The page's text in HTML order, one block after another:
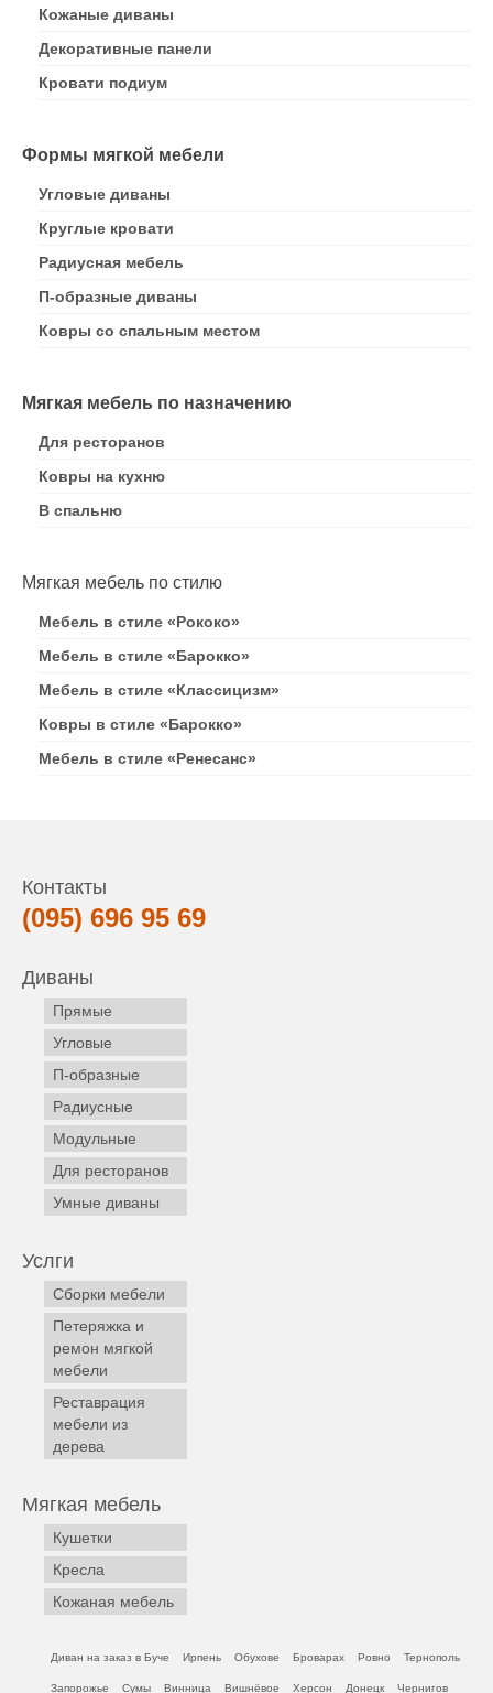
Кожаные диваны
Декоративные панели
Кровати подиум
Формы мягкой мебели
Угловые диваны
Круглые кровати
Радиусная мебель
П-образные диваны
Ковры со спальным местом
Мягкая мебель по назначению
Для ресторанов
Ковры на кухню
В спальню
Мягкая мебель по стилю
Мебель в стиле «Рококо»
Мебель в стиле «Барокко»
Мебель в стиле «Классицизм»
Ковры в стиле «Барокко»
Мебель в стиле «Ренесанс»
Контакты
(095) 696 95 69
Диваны
Прямые
Угловые
П-образные
Радиусные
Модульные
Для ресторанов
Умные диваны
Услги
Сборки мебели
Петеряжка и
ремон мягкой
мебели
Реставрация
мебели из
дерева
Мягкая мебель
Кушетки
Кресла
Кожаная мебель
Диван на заказ в Буче Ирпень Обухове Броварах Ровно Тернополь
Запорожье Сумы Винница Вишнёвое Херсон Донецк Чернигов